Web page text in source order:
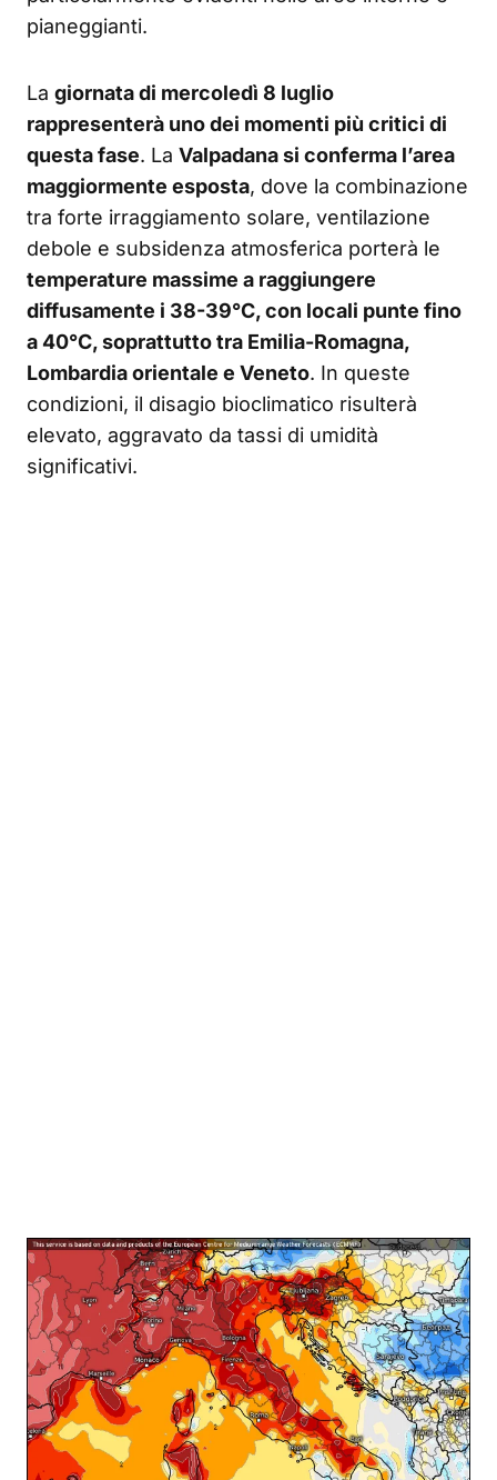
pianeggianti.
La giornata di mercoledì 8 luglio
rappresenterà uno dei momenti più critici di
questa fase. La Valpadana si conferma l’area
maggiormente esposta, dove la combinazione
tra forte irraggiamento solare, ventilazione
debole e subsidenza atmosferica porterà le
temperature massime a raggiungere
diffusamente i 38-39°C, con locali punte fino
a 40°C, soprattutto tra Emilia-Romagna,
Lombardia orientale e Veneto. In queste
condizioni, il disagio bioclimatico risulterà
elevato, aggravato da tassi di umidità
significativi.